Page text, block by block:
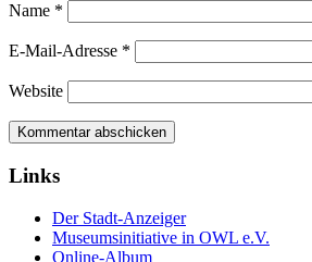
Name *
E-Mail-Adresse *
Website
Links
Der Stadt-Anzeiger
Museumsinitiative in OWL e.V.
Online-Album